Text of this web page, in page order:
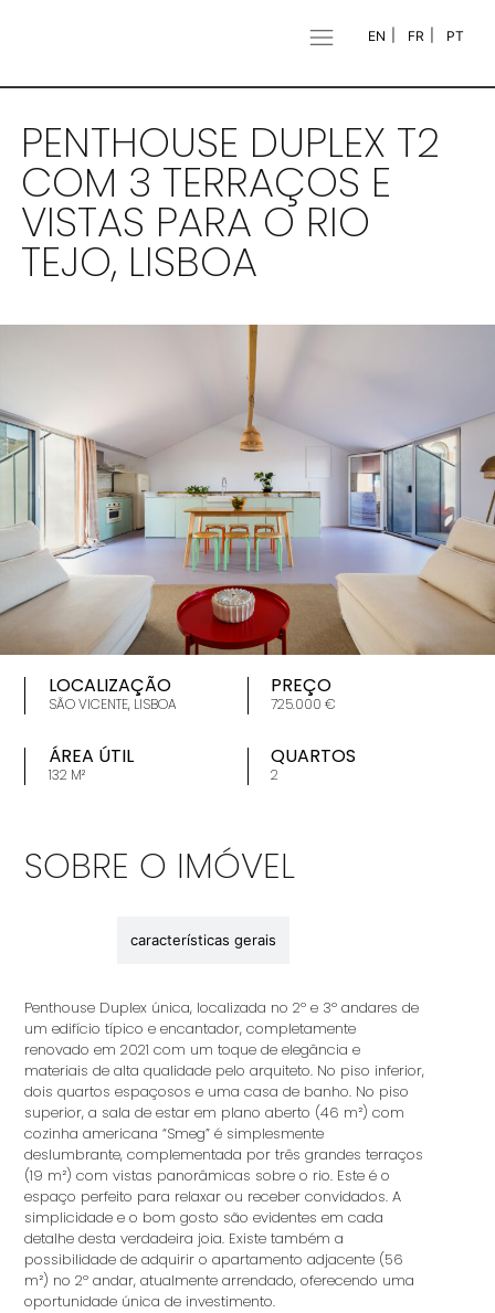
EN FR PT
PENTHOUSE DUPLEX T2
COM 3 TERRAÇOS E
VISTAS PARA O RIO
TEJO, LISBOA
LOCALIZAÇÃO
SÃO VICENTE, LISBOA
PREÇO
725.000 €
ÁREA ÚTIL
132 M²
QUARTOS
2
SOBRE O IMÓVEL
características gerais
Penthouse Duplex única, localizada no 2º e 3º andares de
um edifício típico e encantador, completamente
renovado em 2021 com um toque de elegância e
materiais de alta qualidade pelo arquiteto. No piso inferior,
dois quartos espaçosos e uma casa de banho. No piso
superior, a sala de estar em plano aberto (46 m²) com
cozinha americana “Smeg” é simplesmente
deslumbrante, complementada por três grandes terraços
(19 m²) com vistas panorâmicas sobre o rio. Este é o
espaço perfeito para relaxar ou receber convidados. A
simplicidade e o bom gosto são evidentes em cada
detalhe desta verdadeira joia. Existe também a
possibilidade de adquirir o apartamento adjacente (56
m²) no 2º andar, atualmente arrendado, oferecendo uma
oportunidade única de investimento.